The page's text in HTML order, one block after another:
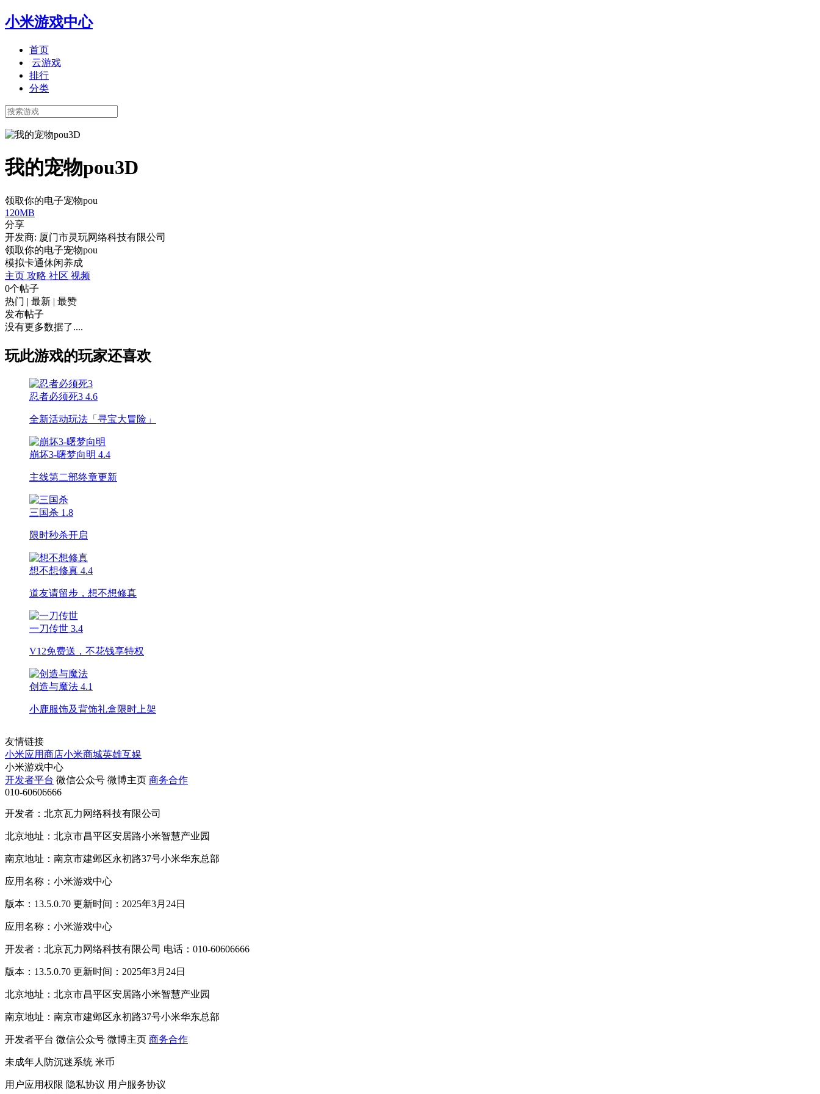
小米游戏中心
首页
云游戏
排行
分类
我的宠物pou3D
领取你的电子宠物pou
120MB
分享
开发商: 厦门市灵玩网络科技有限公司
领取你的电子宠物pou
模拟卡通休闲养成
主页 攻略 社区 视频
0个帖子
热门 | 最新 | 最赞
发布帖子
没有更多数据了....
玩此游戏的玩家还喜欢
忍者必须死3 4.6
全新活动玩法「寻宝大冒险」
崩坏3-曙梦向明 4.4
主线第二部终章更新
三国杀 1.8
限时秒杀开启
想不想修真 4.4
道友请留步，想不想修真
一刀传世 3.4
V12免费送，不花钱享特权
创造与魔法 4.1
小鹿服饰及背饰礼盒限时上架
友情链接
小米应用商店小米商城英雄互娱
小米游戏中心
开发者平台 微信公众号 微博主页 商务合作
010-60606666
开发者：北京瓦力网络科技有限公司
北京地址：北京市昌平区安居路小米智慧产业园
南京地址：南京市建邺区永初路37号小米华东总部
应用名称：小米游戏中心
版本：13.5.0.70 更新时间：2025年3月24日
应用名称：小米游戏中心
开发者：北京瓦力网络科技有限公司 电话：010-60606666
版本：13.5.0.70 更新时间：2025年3月24日
北京地址：北京市昌平区安居路小米智慧产业园
南京地址：南京市建邺区永初路37号小米华东总部
开发者平台 微信公众号 微博主页 商务合作
未成年人防沉迷系统 米币
用户应用权限 隐私协议 用户服务协议